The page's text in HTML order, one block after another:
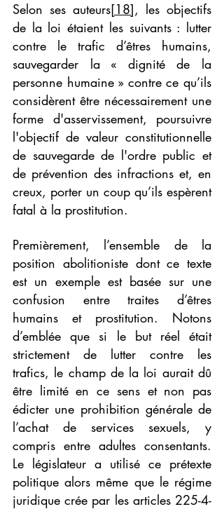
Selon ses auteurs[18], les objectifs
de la loi étaient les suivants : lutter
contre le trafic d’êtres humains,
sauvegarder la « dignité de la
personne humaine » contre ce qu’ils
considèrent être nécessairement une
forme d'asservissement, poursuivre
l'objectif de valeur constitutionnelle
de sauvegarde de l'ordre public et
de prévention des infractions et, en
creux, porter un coup qu’ils espèrent
fatal à la prostitution.
Premièrement, l’ensemble de la
position abolitioniste dont ce texte
est un exemple est basée sur une
confusion entre traites d’êtres
humains et prostitution. Notons
d’emblée que si le but réel était
strictement de lutter contre les
trafics, le champ de la loi aurait dû
être limité en ce sens et non pas
édicter une prohibition générale de
l’achat de services sexuels, y
compris entre adultes consentants.
Le législateur a utilisé ce prétexte
politique alors même que le régime
juridique crée par les articles 225-4-